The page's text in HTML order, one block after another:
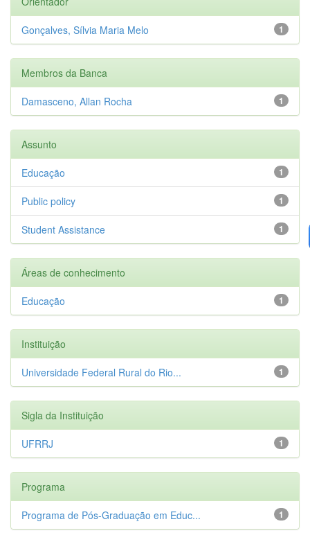
1
Gonçalves, Sílvia Maria Melo
Membros da Banca
1
Damasceno, Allan Rocha
Assunto
1
Educação
1
Public policy
1
Student Assistance
Áreas de conhecimento
1
Educação
Instituição
1
Universidade Federal Rural do Rio...
Sigla da Instituição
1
UFRRJ
Programa
1
Programa de Pós-Graduação em Educ...